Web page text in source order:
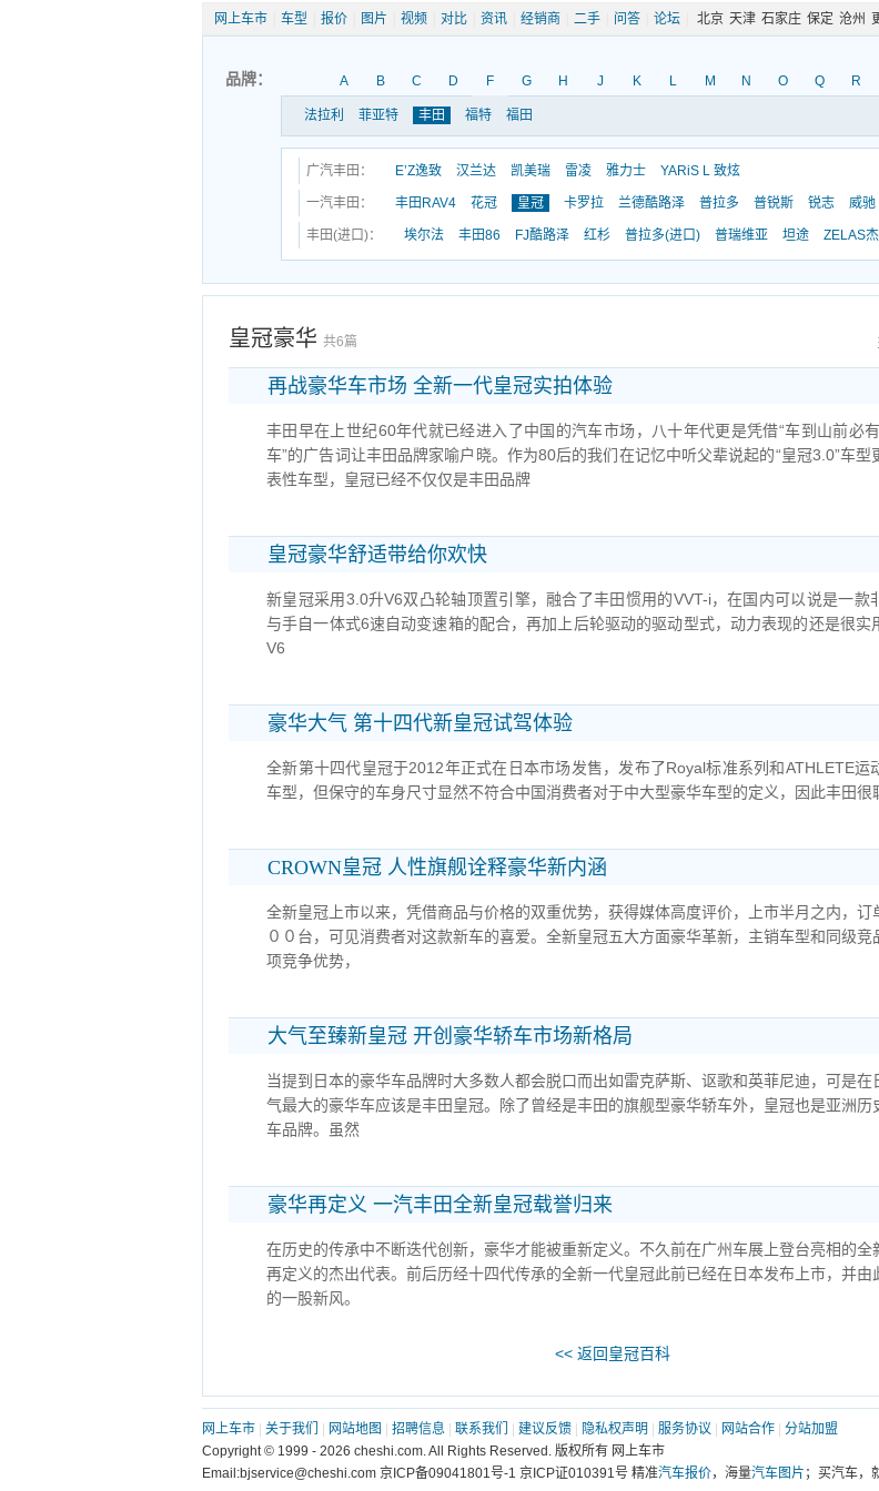
网上车市 车型 报价 图片 视频 对比 资讯 经销商 二手 问答 论坛 北京 天津 石家庄 保定 沧州
品牌： A B C D F G H J K L M N O Q R
法拉利 菲亚特 丰田 福特 福田
广汽丰田： E’Z逸致 汉兰达 凯美瑞 雷凌 雅力士 YARiS L 致炫
一汽丰田： 丰田RAV4 花冠 皇冠 卡罗拉 兰德酷路泽 普拉多 普锐斯 锐志 威驰
丰田(进口)： 埃尔法 丰田86 FJ酷路泽 红杉 普拉多(进口) 普瑞维亚 坦途 ZELAS
皇冠豪华 共6篇
再战豪华车市场 全新一代皇冠实拍体验
丰田早在上世纪60年代就已经进入了中国的汽车市场，八十年代更是凭借“车到山前必
车”的广告词让丰田品牌家喻户晓。作为80后的我们在记忆中听父辈说起的“皇冠3.0”车型
表性车型，皇冠已经不仅仅是丰田品牌
皇冠豪华舒适带给你欢快
新皇冠采用3.0升V6双凸轮轴顶置引擎，融合了丰田惯用的VVT-i，在国内可以说是一款
与手自一体式6速自动变速箱的配合，再加上后轮驱动的驱动型式，动力表现的还是很实
V6
豪华大气 第十四代新皇冠试驾体验
全新第十四代皇冠于2012年正式在日本市场发售，发布了Royal标准系列和ATHLETE运
车型，但保守的车身尺寸显然不符合中国消费者对于中大型豪华车型的定义，因此丰田很
CROWN皇冠 人性旗舰诠释豪华新内涵
全新皇冠上市以来，凭借商品与价格的双重优势，获得媒体高度评价，上市半月之内，订
００台，可见消费者对这款新车的喜爱。全新皇冠五大方面豪华革新，主销车型和同级竞
项竞争优势，
大气至臻新皇冠 开创豪华轿车市场新格局
当提到日本的豪华车品牌时大多数人都会脱口而出如雷克萨斯、讴歌和英菲尼迪，可是在
气最大的豪华车应该是丰田皇冠。除了曾经是丰田的旗舰型豪华轿车外，皇冠也是亚洲历
车品牌。虽然
豪华再定义 一汽丰田全新皇冠载誉归来
在历史的传承中不断迭代创新，豪华才能被重新定义。不久前在广州车展上登台亮相的全
再定义的杰出代表。前后历经十四代传承的全新一代皇冠此前已经在日本发布上市，并由
的一股新风。
<< 返回皇冠百科
网上车市 关于我们 网站地图 招聘信息 联系我们 建议反馈 隐私权声明 服务协议 网站合作
分站加盟
Copyright © 1999 - 2026 cheshi.com. All Rights Reserved. 版权所有 网上车市
Email:bjservice@cheshi.com 京ICP备09041801号-1 京ICP证010391号 精准汽车报价，海量汽车图片 ；买汽车，